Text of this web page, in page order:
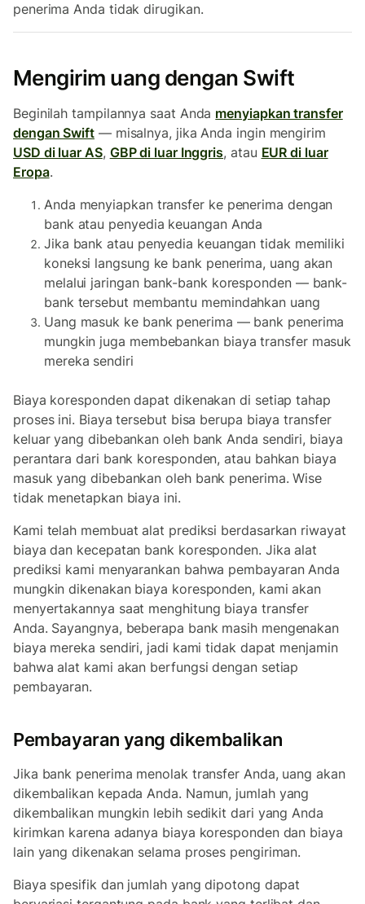
penerima Anda tidak dirugikan.
Mengirim uang dengan Swift
Beginilah tampilannya saat Anda menyiapkan transfer
dengan Swift — misalnya, jika Anda ingin mengirim
USD di luar AS, GBP di luar Inggris, atau EUR di luar
Eropa.
Anda menyiapkan transfer ke penerima dengan
bank atau penyedia keuangan Anda
Jika bank atau penyedia keuangan tidak memiliki
koneksi langsung ke bank penerima, uang akan
melalui jaringan bank-bank koresponden — bank-
bank tersebut membantu memindahkan uang
Uang masuk ke bank penerima — bank penerima
mungkin juga membebankan biaya transfer masuk
mereka sendiri
Biaya koresponden dapat dikenakan di setiap tahap
proses ini. Biaya tersebut bisa berupa biaya transfer
keluar yang dibebankan oleh bank Anda sendiri, biaya
perantara dari bank koresponden, atau bahkan biaya
masuk yang dibebankan oleh bank penerima. Wise
tidak menetapkan biaya ini.
Kami telah membuat alat prediksi berdasarkan riwayat
biaya dan kecepatan bank koresponden. Jika alat
prediksi kami menyarankan bahwa pembayaran Anda
mungkin dikenakan biaya koresponden, kami akan
menyertakannya saat menghitung biaya transfer
Anda. Sayangnya, beberapa bank masih mengenakan
biaya mereka sendiri, jadi kami tidak dapat menjamin
bahwa alat kami akan berfungsi dengan setiap
pembayaran.
Pembayaran yang dikembalikan
Jika bank penerima menolak transfer Anda, uang akan
dikembalikan kepada Anda. Namun, jumlah yang
dikembalikan mungkin lebih sedikit dari yang Anda
kirimkan karena adanya biaya koresponden dan biaya
lain yang dikenakan selama proses pengiriman.
Biaya spesifik dan jumlah yang dipotong dapat